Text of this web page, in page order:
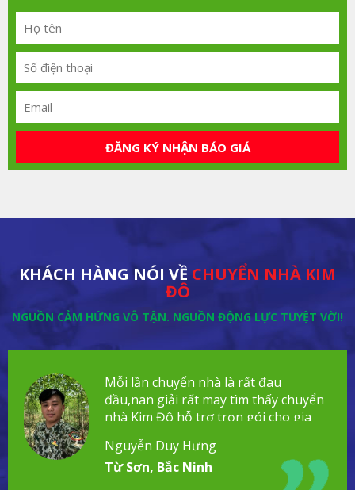
ĐĂNG KÝ NHẬN BÁO GIÁ
KHÁCH HÀNG NÓI VỀ CHUYỂN NHÀ KIM
ĐÔ
NGUỒN CẢM HỨNG VÔ TẬN. NGUỒN ĐỘNG LỰC TUYỆT VỜI!
Mỗi lần chuyển nhà là rất đau
đầu,nan giải rất may tìm thấy chuyển
nhà Kim Đô hỗ trợ trọn gói cho gia
Nguyễn Duy Hưng
Từ Sơn, Bắc Ninh